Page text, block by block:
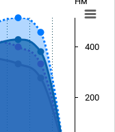
200
400